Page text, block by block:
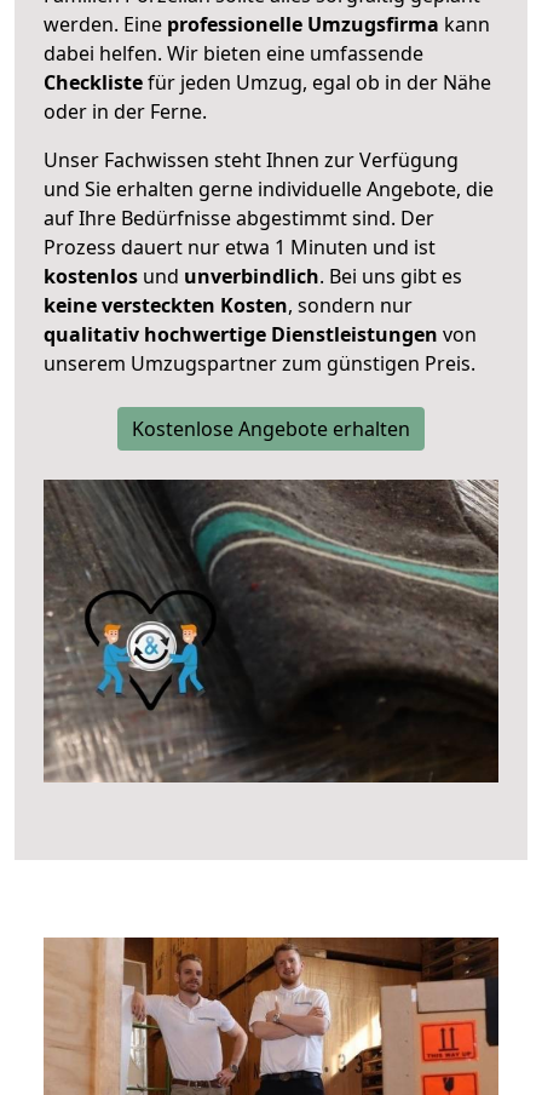
werden. Eine professionelle Umzugsfirma kann
dabei helfen. Wir bieten eine umfassende
Checklistefür jeden Umzug, egal ob in der Nähe
oder in der Ferne.
Unser Fachwissen steht Ihnen zur Verfügung
und Sie erhalten gerne individuelle Angebote, die
auf Ihre Bedürfnisse abgestimmt sind. Der
Prozess dauert nur etwa 1 Minuten und ist
kostenlos und unverbindlich. Bei uns gibt es
keine versteckten Kosten, sondern nur
qualitativ hochwertige Dienstleistungen von
unserem Umzugspartner zum günstigen Preis.
Kostenlose Angebote erhalten